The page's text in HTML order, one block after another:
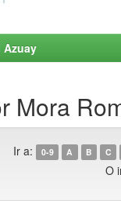
Azuay
Mora
Ir a: 0-9 A B C
O